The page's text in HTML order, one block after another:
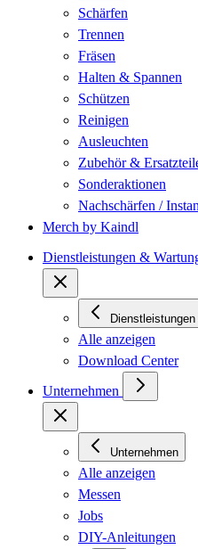
Schärfen
Trennen
Fräsen
Halten & Spannen
Schützen
Reinigen
Ausleuchten
Zubehör &
Sonderaktionen
Nachschärfen /
Merch by Kaindl
Dienstleistungen &
Alle anzeigen
Download Center
Unternehmen
Unternehmen
Alle anzeigen
Messen
Jobs
DIY-Anleitungen